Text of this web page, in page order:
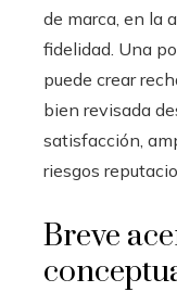
de marca, en la
fidelidad. Una
puede crear
bien revisada
satisfacción,
riesgos
Breve